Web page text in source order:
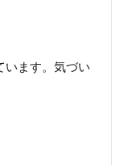
います。気づい